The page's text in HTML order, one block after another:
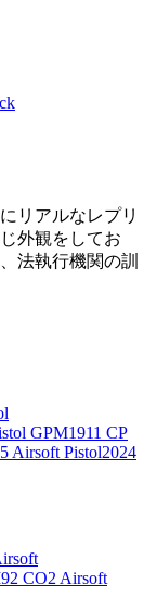
リアルなレプリ
外観をしてお
法執行機関の訓
GPM1911 CP
Airsoft Pistol2024
CO2 Airsoft